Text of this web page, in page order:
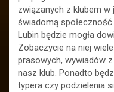
związanych z klubem
świadomą
Lubin będzie mogła
Zobaczycie na niej
prasowych, wywiadów
nasz klub. Ponadto
typera czy podzielenia